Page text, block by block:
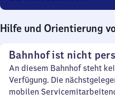
Hilfe und Orientierung
Bahnhof ist nicht
An diesem Bahnhof steht
Verfügung. Die
mobilen